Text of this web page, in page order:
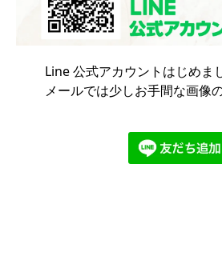
Line 公式アカウントはじめま
メールでは少しお手間な画像